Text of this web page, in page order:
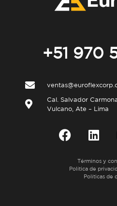
+51 970
Cal. Salvador
Vulcano, Ate – Lima
Términos y
Política de
Políticas de